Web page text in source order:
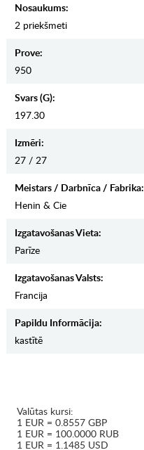
Nosaukums:
2 priekšmeti
Prove:
950
Svars (g):
197.30
Izmēri:
27 / 27
Meistars / Darbnīca / Fabrika:
Henin & Cie
Izgatavošanas Vieta:
Parīze
Izgatavošanas Valsts:
Francija
Papildu Informācija:
kastītē
Valūtas kursi:
1 EUR = 0.8557 GBP
1 EUR = 100.0000 RUB
1 EUR = 1.1485 USD